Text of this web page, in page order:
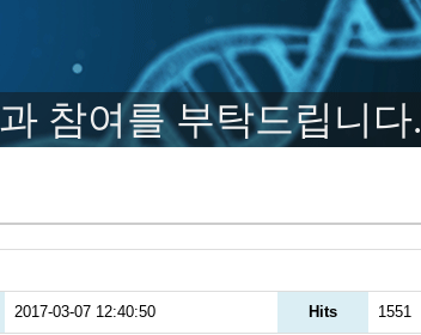
참여를 부탁드립니다.
2017-03-07 12:40:50 Hits 1551